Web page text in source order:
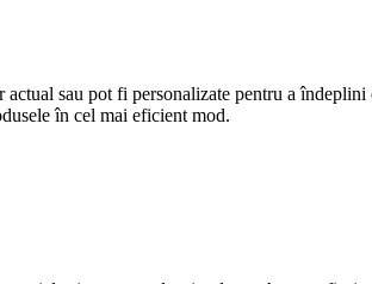
sau pot fi personalizate pentru a
în cel mai eficient mod.